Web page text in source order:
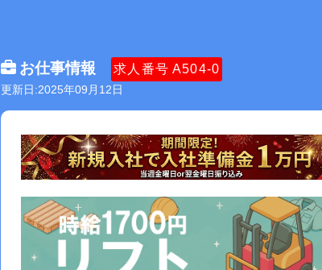
お仕事情報 求人番号 A504-0
更新日:2025年09月12日